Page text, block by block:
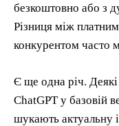
безкоштовно або з
Різниця між
конкурентом часто
Є ще одна річ. Деякі
ChatGPT у базовій
шукають актуальну